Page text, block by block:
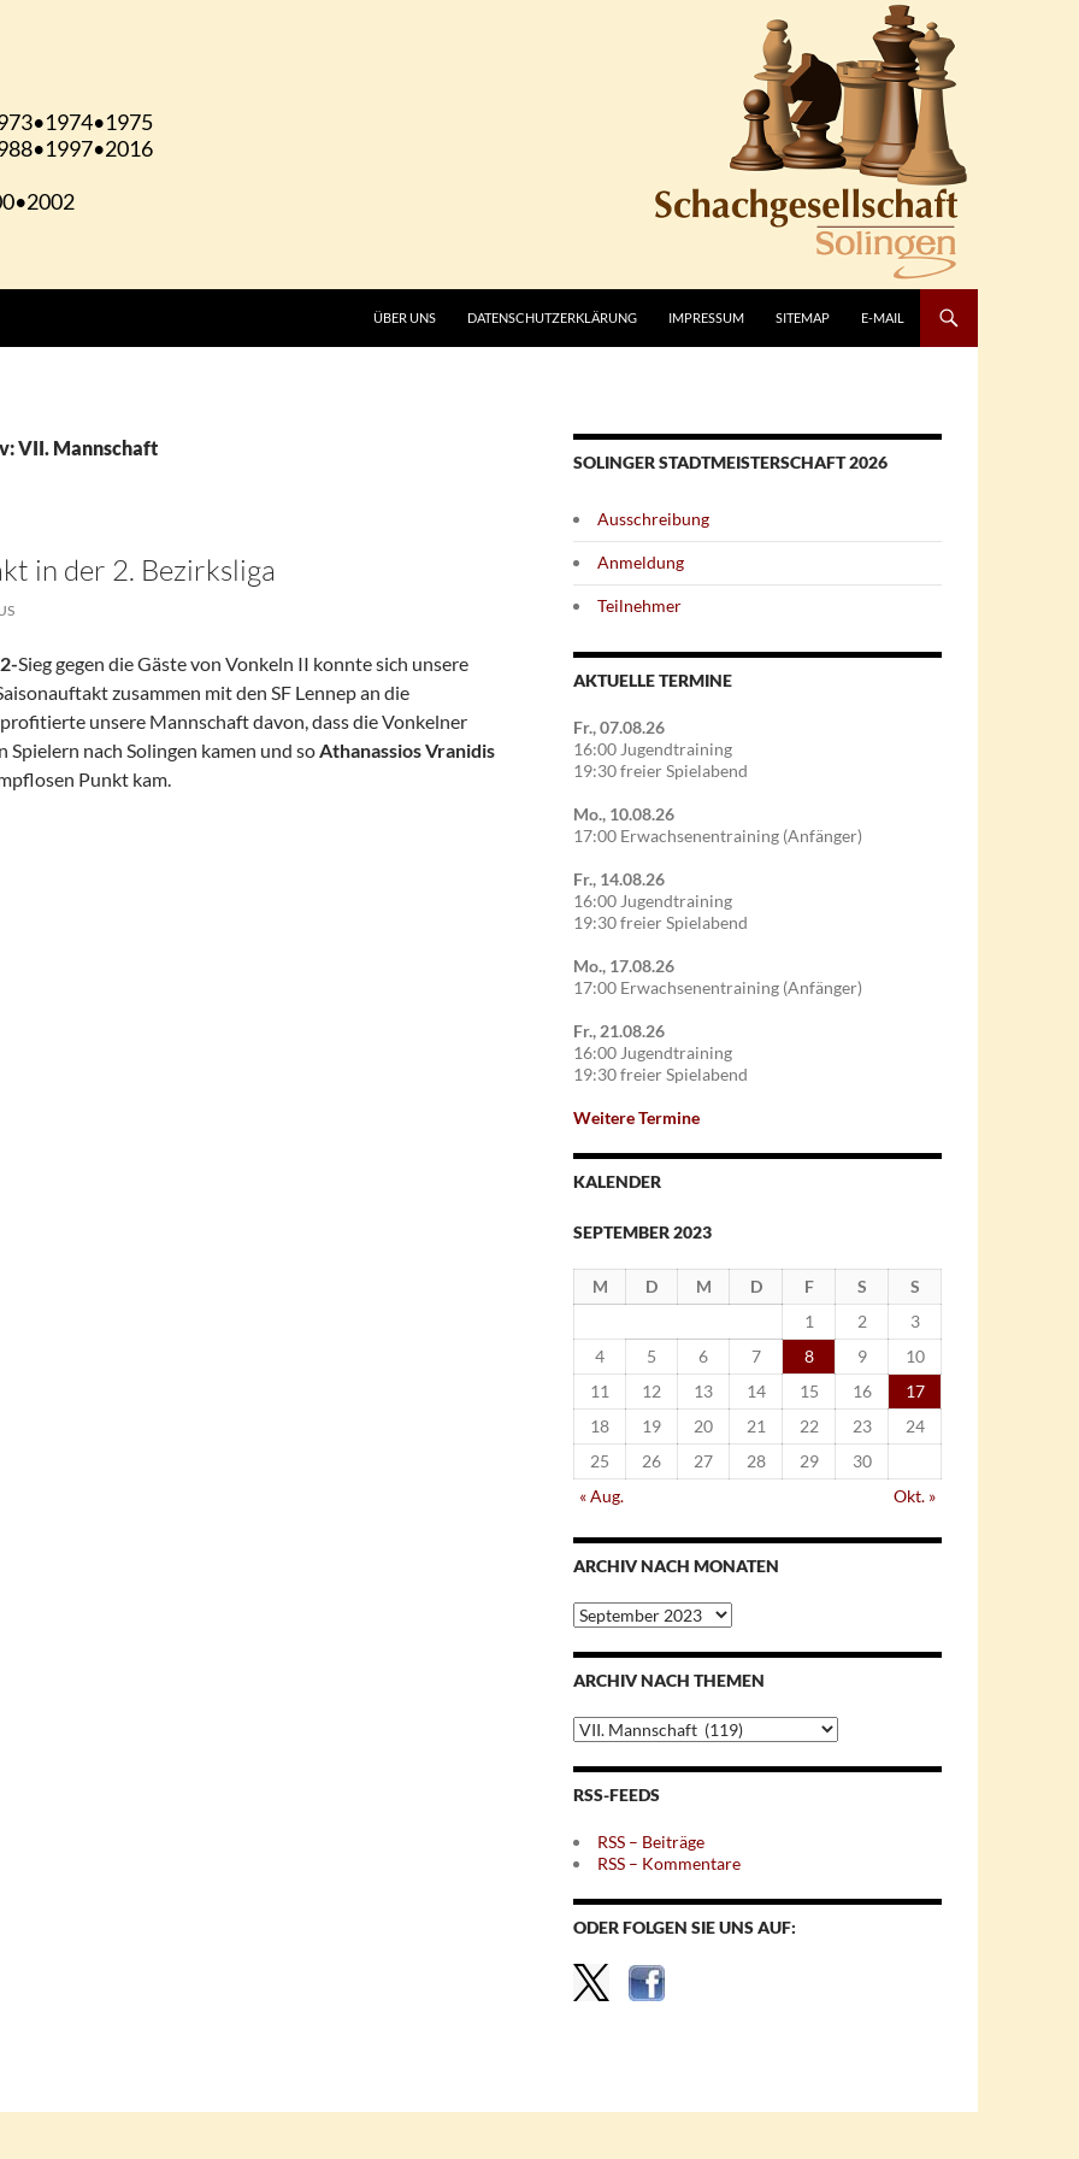
ÜBER UNS DATENSCHUTZERKLÄRUNG IMPRESSUM SITEMAP E-MAIL
VII. Mannschaft
in der 2. Bezirksliga
Sieg gegen die Gäste von Vonkeln II konnte sich unsere
zusammen mit den SF Lennep an die
unsere Mannschaft davon, dass die Vonkelner
Spielern nach Solingen kamen und soAthanassios Vranidis
Punkt kam.
SOLINGER STADTMEISTERSCHAFT 2026
Ausschreibung
Anmeldung
Teilnehmer
AKTUELLE TERMINE
Fr., 07.08.26
16:00 Jugendtraining
19:30 freier Spielabend
Mo., 10.08.26
17:00 Erwachsenentraining (Anfänger)
Fr., 14.08.26
16:00 Jugendtraining
19:30 freier Spielabend
Mo., 17.08.26
17:00 Erwachsenentraining (Anfänger)
Fr., 21.08.26
16:00 Jugendtraining
19:30 freier Spielabend
Weitere Termine
KALENDER
SEPTEMBER 2023
M D M D F S
S
1
2
3
4
5 6 7 8 9
10
11
12 13 14 15 16
17
18
19 20 21 22 23
24
25
26 27 28 29
30
« Aug.
Okt. »
ARCHIV NACH MONATEN
Archiv
nach
Monaten
ARCHIV NACH THEMEN
Archiv
nach
Themen
RSS-FEEDS
RSS – Beiträge
RSS – Kommentare
ODER FOLGEN SIE UNS AUF: